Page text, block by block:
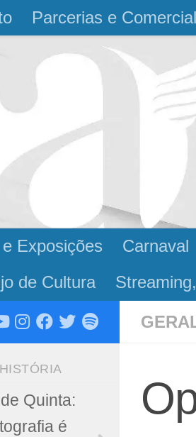
Parcerias e Comercial
Exposições Carnaval
de Cultura
Quinta:
é